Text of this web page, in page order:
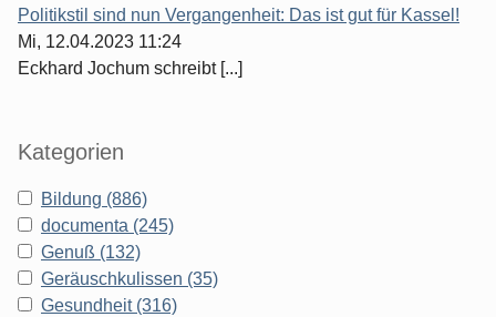
Politikstil sind nun Vergangenheit: Das ist gut für Kassel!
Mi, 12.04.2023 11:24
Eckhard Jochum schreibt [...]
Kategorien
Bildung (886)
documenta (245)
Genuß (132)
Geräuschkulissen (35)
Gesundheit (316)